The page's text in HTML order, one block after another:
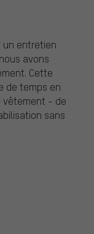
entretien
avons
Cette
de temps en
vêtement - de
sans